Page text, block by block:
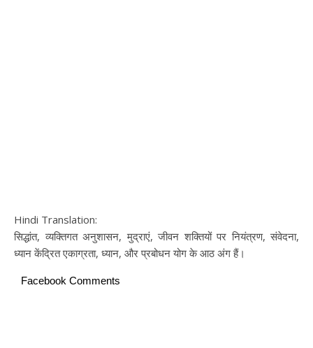
Hindi Translation:
सिद्धांत, व्यक्तिगत अनुशासन, मुद्राएं, जीवन शक्तियों पर नियंत्रण, संवेदना,
ध्यान केंद्रित एकाग्रता, ध्यान, और प्रबोधन योग के आठ अंग हैं।
Facebook Comments